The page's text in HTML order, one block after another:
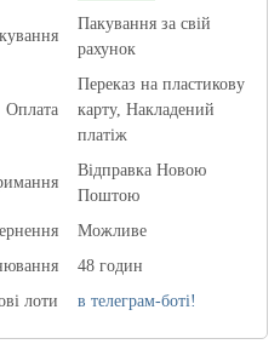
Пакування за свій
рахунок
Оплата
Переказ на пластикову
карту, Накладений
платіж
Відправка Новою
Поштою
Можливе
48 годин
лоти
в телеграм-боті!